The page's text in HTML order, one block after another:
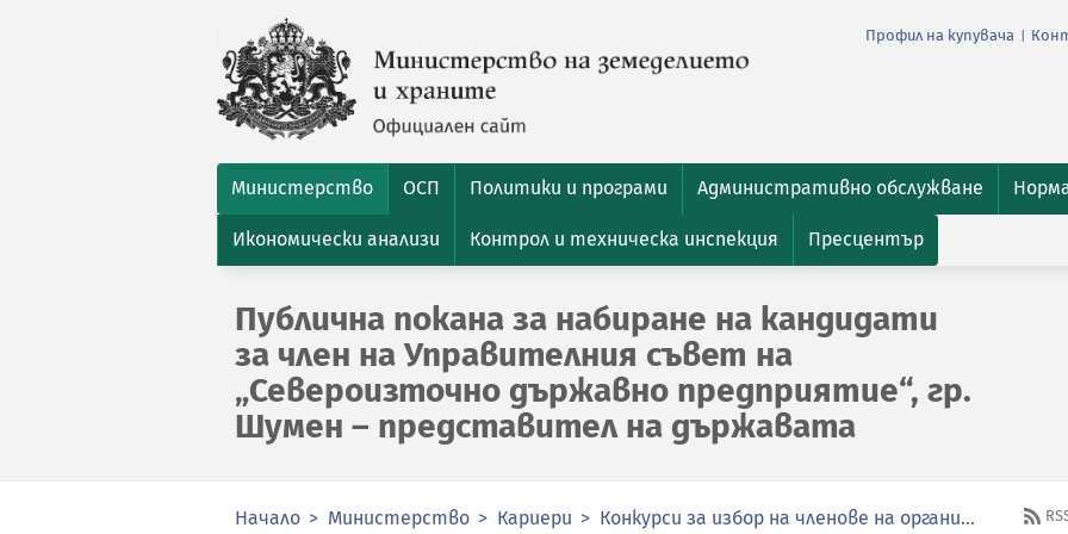
Профил на купувача
Министерство ОСП Политики и програми Административно обслужване
Икономически анализи Контрол и техническа инспекция Пресцентър
Публична покана за набиране на кандидати
за член на Управителния съвет на
„Североизточно държавно предприятие“, гр.
Шумен – представител на държавата
Начало Министерство Кариери Конкурси за избор на членове на органите за управление и контрол в публичните предприятия